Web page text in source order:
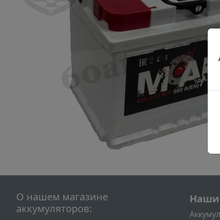
О нашем магазине
аккумуляторов:
Подвал
Наши